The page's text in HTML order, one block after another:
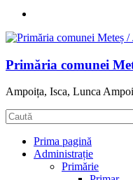
Primăria comunei
Ampoița, Isca, Lunca
Prima pagină
Administrație
Primărie